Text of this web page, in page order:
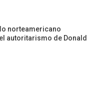
norteamericano
autoritarismo de Donald